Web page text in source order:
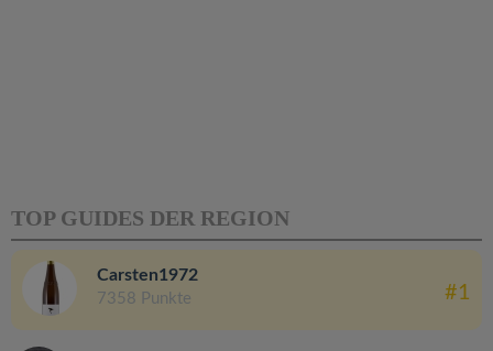
TOP GUIDES DER REGION
Carsten1972
7358 Punkte #1